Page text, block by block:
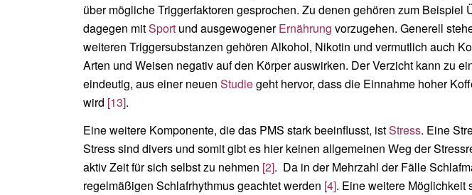
über mögliche Triggerfaktoren gesprochen. Zu denen gehören zum
dagegen mitSport und ausgewogenerErnährung vorzugehen. Generell
weiteren Triggersubstanzen gehören Alkohol, Nikotin und vermutlich auch
Arten und Weisen negativ auf den Körper auswirken. Der Verzicht kann zu
eindeutig, aus einer neuenStudiegeht hervor, dass die Einnahme hoher
wird [13].
Eine weitere Komponente, die das PMS stark beeinflusst, istStress. Eine
Stress sind divers und somit gibt es hier keinen allgemeinen Weg der
aktiv Zeit für sich selbst zu nehmen [2]. Da in der Mehrzahl der Fälle
regelmäßigen Schlafrhythmus geachtet werden [4]. Eine weitere